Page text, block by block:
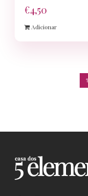
€4,50
Adicionar
1